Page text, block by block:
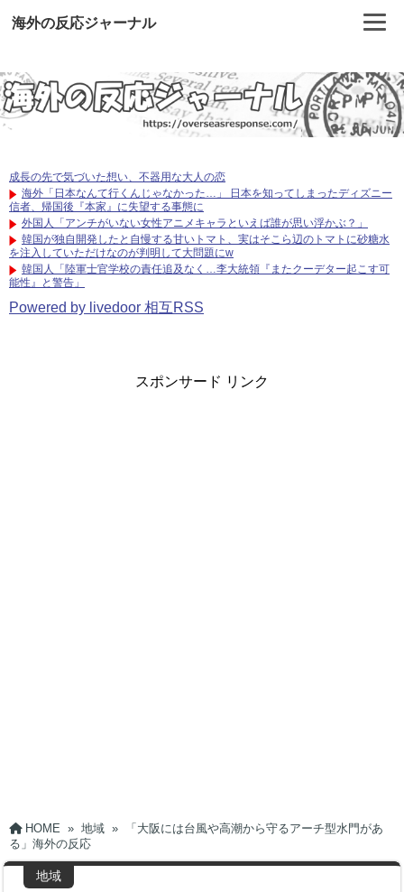
海外の反応ジャーナル
成長の先で気づいた想い、不器用な大人の恋
海外「日本なんて行くんじゃなかった…」 日本を知ってしまったディズニー
信者、帰国後『本家』に失望する事態に
外国人「アンチがいない女性アニメキャラといえば誰が思い浮かぶ？」
韓国が独自開発したと自慢する甘いトマト、実はそこら辺のトマトに砂糖水
を注入していただけなのが判明して大問題にw
韓国人「陸軍士官学校の責任追及なく…李大統領『またクーデター起こす可
能性』と警告」
Powered by livedoor 相互RSS
スポンサード リンク
HOME » 地域 »
「大阪には台風や高潮から守るアーチ型水門があ
る」海外の反応
地域